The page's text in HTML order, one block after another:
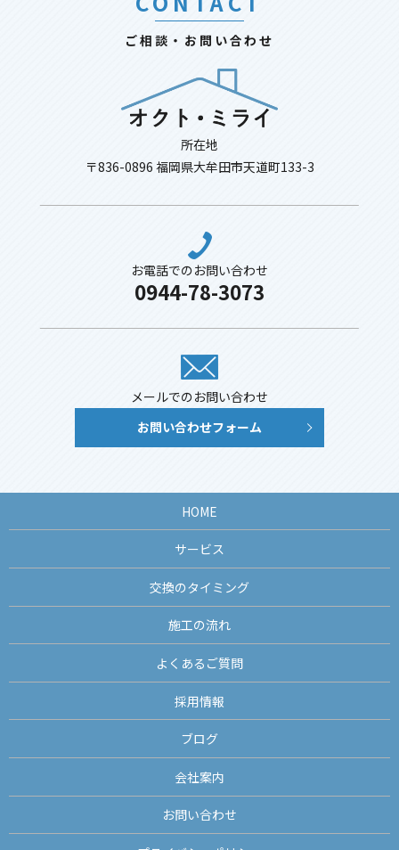
ご相談・お問い合わせ
所在地
〒836-0896 福岡県大牟田市天道町133-3
お電話でのお問い合わせ
0944-78-3073
メールでのお問い合わせ
お問い合わせフォーム
HOME
サービス
交換のタイミング
施工の流れ
よくあるご質問
採用情報
ブログ
会社案内
お問い合わせ